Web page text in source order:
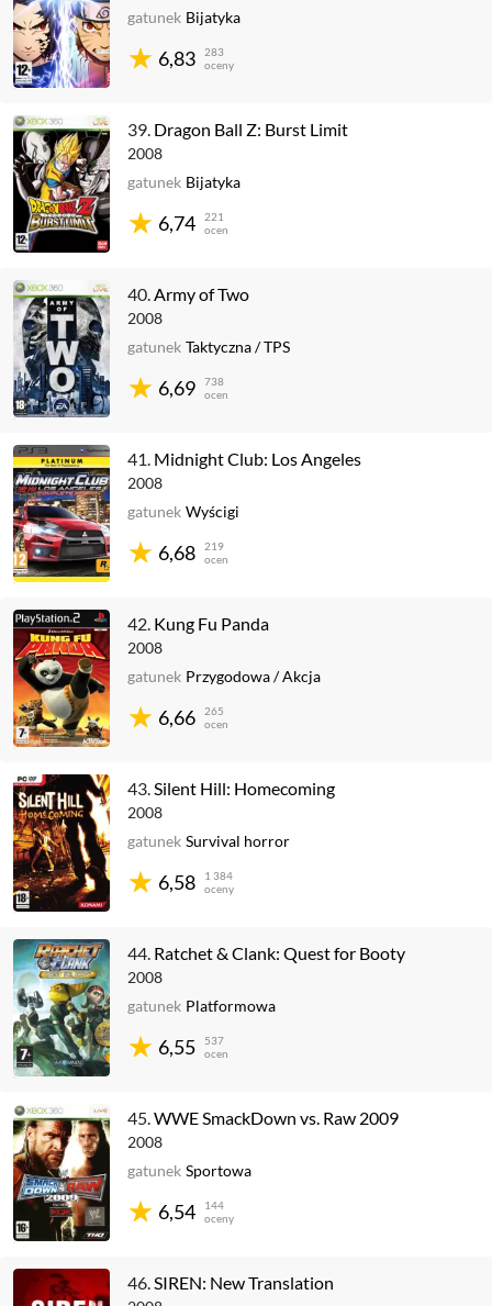
6,83
283
oceny
gatunek Bijatyka
39. Dragon Ball Z: Burst Limit
2008
6,74
221
ocen
gatunek Bijatyka
40.Army of Two
2008
6,69
738
ocen
gatunek Taktyczna/TPS
41. Midnight Club: Los Angeles
2008
6,68
219
ocen
gatunek Wyścigi
42. Kung Fu Panda
2008
6,66
265
ocen
gatunek Przygodowa/Akcja
43.Silent Hill: Homecoming
2008
6,58
1 384
oceny
gatunek Survival horror
44. Ratchet & Clank: Quest for Booty
2008
6,55
537
ocen
gatunek Platformowa
45.WWE SmackDown vs. Raw 2009
2008
6,54
144
oceny
gatunek Sportowa
46.SIREN: New Translation